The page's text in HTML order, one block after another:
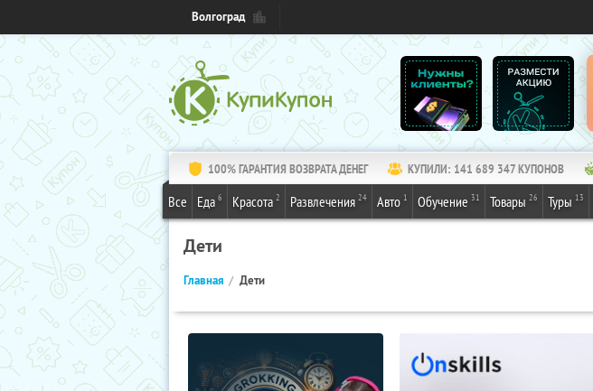
Волгоград
100% ГАРАНТИЯ ВОЗВРАТА ДЕНЕГ КУПИЛИ: 141 689 347КУПОНОВ
Все Еда 6 Красота 2 Развлечения 24 Авто 1 Обучение 31 Товары 26 Туры 13
Дети
Главная Дети